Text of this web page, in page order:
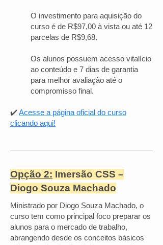
O investimento para aquisição do
curso é de R$97,00 à vista ou até 12
parcelas de R$9,68.
Os alunos possuem acesso vitalício
ao conteúdo e 7 dias de garantia
para melhor avaliação até o
compromisso final.
✔️Acesse a página oficial do curso
clicando aqui!
Opção 2: Imersão CSS –
Diogo Souza Machado
Ministrado por Diogo Souza Machado, o
curso tem como principal foco preparar os
alunos para o mercado de trabalho,
abrangendo desde os conceitos básicos